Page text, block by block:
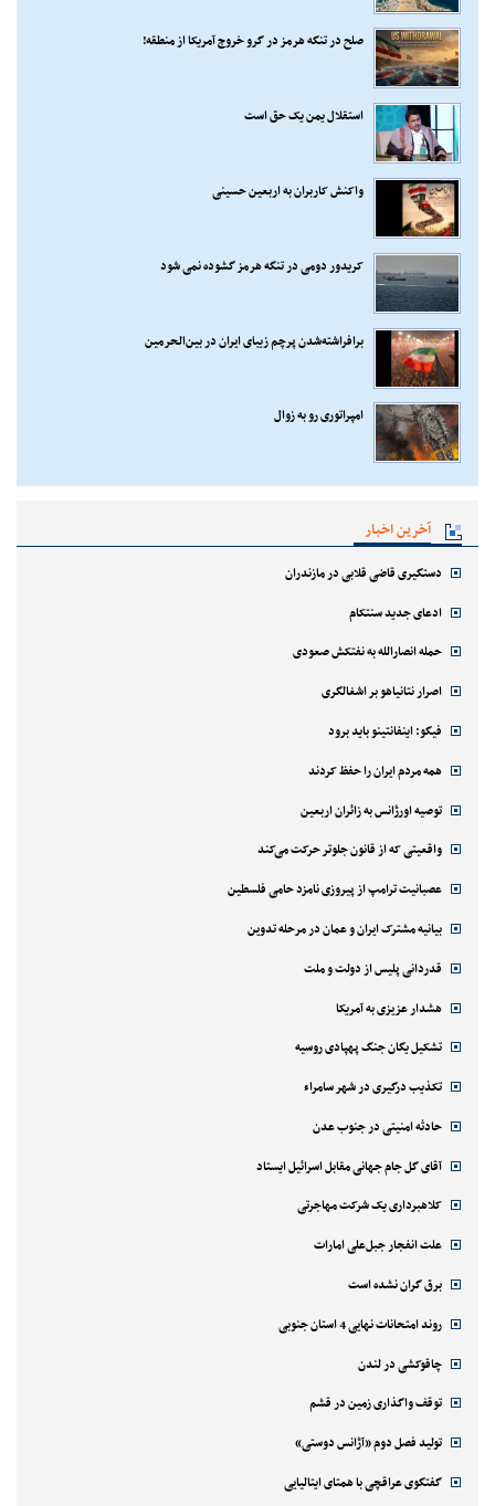
صلح در تنگه هرمز در گرو خروج آمریکا از منطقه!
استقلال یمن یک حق است
واکنش کاربران به اربعین حسینی
کریدور دومی در تنگه هرمز گشوده نمی شود
برافراشته‌شدن پرچم زیبای ایران در بین‌الحرمین
امپراتوری رو به زوال
آخرین اخبار
دستگیری قاضی قلابی در مازندران
ادعای جدید سنتکام
حمله انصارالله به نفتکش صعودی
اصرار نتانیاهو بر اشغالگری
فیگو: اینفانتینو باید برود
همه مردم ایران را حفظ کردند
توصیه اورژانس به زائران اربعین
واقعیتی که از قانون جلوتر حرکت می‌کند
عصبانیت ترامپ از پیروزی نامزد حامی فلسطین
بیانیه مشترک ایران و عمان در مرحله تدوین
قدردانی پلیس از دولت و ملت
هشدار عزیزی به آمریکا
تشکیل یگان جنگ پهپادی روسیه
تکذیب درگیری در شهر سامراء
حادثه امنیتی در جنوب عدن
آقای گل جام جهانی مقابل اسرائیل ایستاد
کلاهبرداری یک شرکت مهاجرتی
علت انفجار جبل‌علی امارات
برق گران نشده است
روند امتحانات نهایی 4 استان جنوبی
چاقوکشی در لندن
توقف واگذاری زمین در قشم
تولید فصل دوم «آژانس دوستی»
گفتگوی عراقچی با همتای ایتالیایی